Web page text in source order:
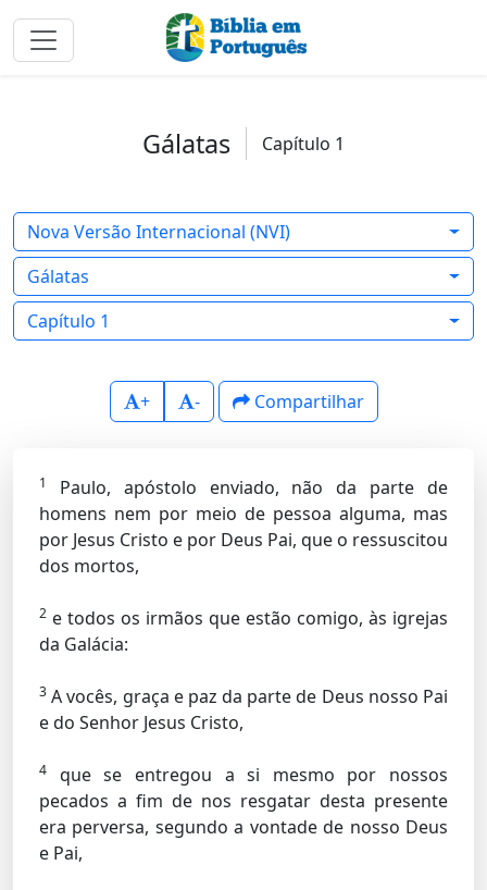
Gálatas Capítulo 1
Nova Versão Internacional (NVI)
Gálatas
Capítulo 1
+ - Compartilhar
1
Paulo, apóstolo enviado, não da parte de
homens nem por meio de pessoa alguma, mas
por Jesus Cristo e por Deus Pai, que o ressuscitou
dos mortos,
2 e todos os irmãos que estão comigo, às igrejas
da Galácia:
3 A vocês, graça e paz da parte de Deus nosso Pai
e do Senhor Jesus Cristo,
4
que se entregou a si mesmo por nossos
pecados a fim de nos resgatar desta presente
era perversa, segundo a vontade de nosso Deus
e Pai,